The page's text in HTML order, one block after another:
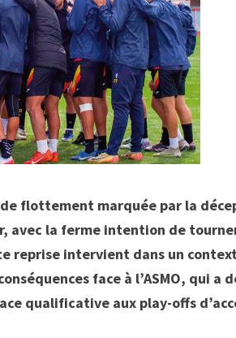
flottement marquée par la
avec la ferme intention de
reprise intervient dans un
face à l’ASMO, qui
qualificative aux play-offs